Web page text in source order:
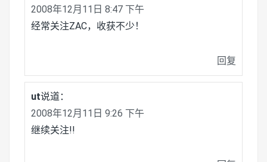
2008年12月11日 8:47 下午
经常关注ZAC，收获不少！
回复
ut说道：
2008年12月11日 9:26 下午
继续关注!!